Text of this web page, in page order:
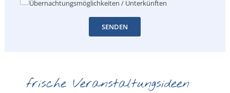
Übernachtungsmöglichkeiten / Unterkünften
SENDEN
frische Veranstaltungsideen